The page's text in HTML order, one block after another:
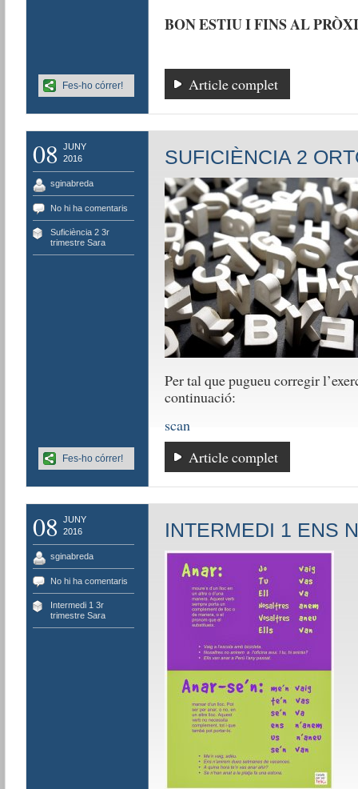
BON ESTIU I FINS AL
Article complet
Fes-ho córrer!
08
JUNY
2016
sginabreda
No hi ha comentaris
Suficiència 2 3r
trimestre Sara
SUFICIÈNCIA 2
Per tal que pugueu corregir
continuació:
scan
Article complet
Fes-ho córrer!
08
JUNY
2016
sginabreda
No hi ha comentaris
Intermedi 1 3r
trimestre Sara
INTERMEDI 1 ENS